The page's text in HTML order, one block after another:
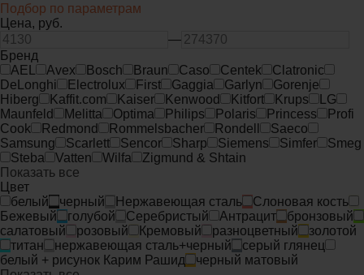
Подбор по параметрам
Цена, руб.
—
Бренд
AEL
Avex Bosch Braun Caso Centek
Clatronic
DeLonghi
Electrolux First Gaggia Garlyn
Gorenje
Hiberg
Kaffit.com Kaiser Kenwood Kitfort Krups
LG
Maunfeld
Melitta Optima Philips Polaris Princess
Profi
Cook
Redmond Rommelsbacher Rondell
Saeco
Samsung
Scarlett Sencor Sharp Siemens Simfer
Smeg
Steba
Vatten Wilfa
Zigmund & Shtain
Показать все
Цвет
белый
черный Нержавеющая сталь
Слоновая кость
Бежевый
голубой Серебристый Антрацит
бронзовый
салатовый
розовый Кремовый разноцветный
золотой
титан
нержавеющая сталь+черный
серый глянец
белый + рисунок Карим Рашид
черный матовый